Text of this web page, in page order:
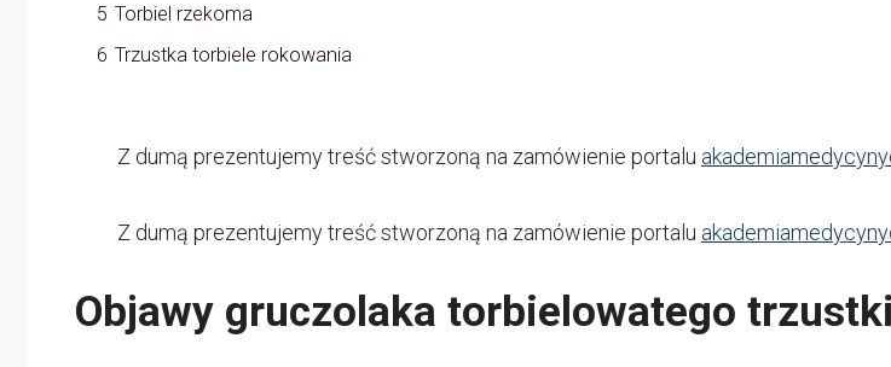
5 Torbiel rzekoma
6 Trzustka torbiele rokowania
Z dumą prezentujemy treść stworzoną na zamówienie portalu
Z dumą prezentujemy treść stworzoną na zamówienie portalu
Objawy gruczolaka torbielowatego trzustki